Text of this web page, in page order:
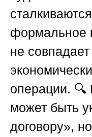
формальное
не
операции.
может быть
договору»,